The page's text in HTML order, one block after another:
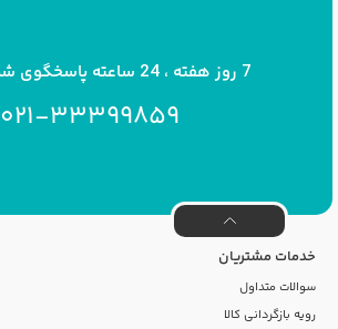
7 روز هفته ، 24 ساعته پاسخگوی شما هستیم
021-33399859
خدمات مشتریان
سوالات متداول
رویه بازگردانی کالا